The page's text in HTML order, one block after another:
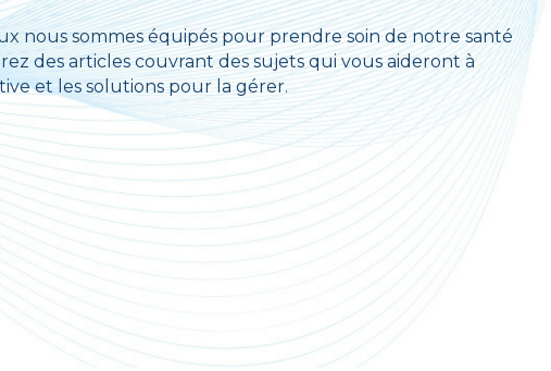
nous sommes équipés pour prendre soin de notre santé
des articles couvrant des sujets qui vous aideront à
et les solutions pour la gérer.